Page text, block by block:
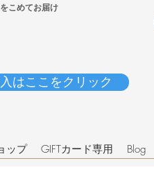
こめてお届け
はここをクリック
ップ GIFTカード専用 Blog